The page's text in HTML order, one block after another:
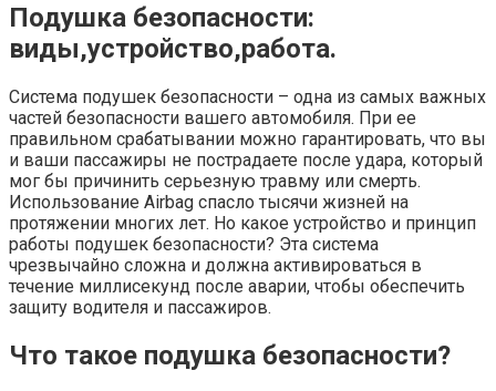
Подушка безопасности:
виды,устройство,работа.
Система подушек безопасности – одна из самых важных
частей безопасности вашего автомобиля. При ее
правильном срабатывании можно гарантировать, что вы
и ваши пассажиры не пострадаете после удара, который
мог бы причинить серьезную травму или смерть.
Использование Airbag спасло тысячи жизней на
протяжении многих лет. Но какое устройство и принцип
работы подушек безопасности? Эта система
чрезвычайно сложна и должна активироваться в
течение миллисекунд после аварии, чтобы обеспечить
защиту водителя и пассажиров.
Что такое подушка безопасности?